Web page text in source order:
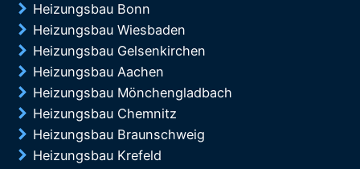
Heizungsbau Bonn
Heizungsbau Wiesbaden
Heizungsbau Gelsenkirchen
Heizungsbau Aachen
Heizungsbau Mönchengladbach
Heizungsbau Chemnitz
Heizungsbau Braunschweig
Heizungsbau Krefeld